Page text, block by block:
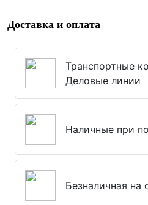
Доставка и оплата
Транспортные
Деловые линии
Наличные при
Безналичная на